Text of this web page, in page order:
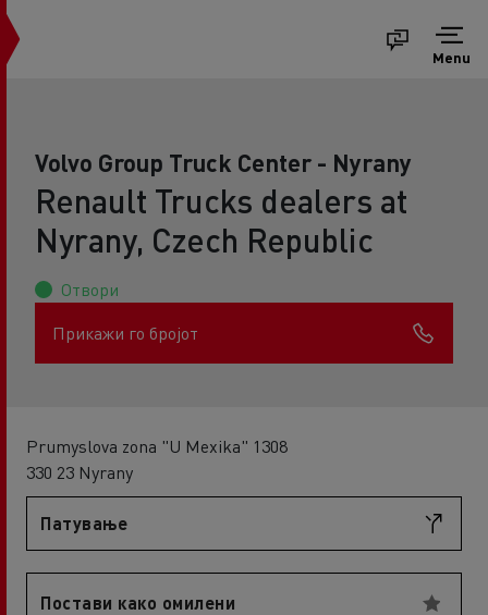
Menu
Volvo Group Truck Center - Nyrany
Renault Trucks dealers at
Nyrany, Czech Republic
Отвори
Прикажи го бројот
Prumyslova zona "U Mexika" 1308
330 23 Nyrany
Патување
Постави како омилени